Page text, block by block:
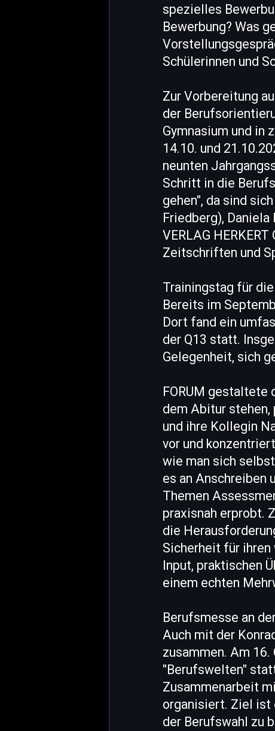
spezielles
Bewerbung? Was
Schülerinnen und
Zur Vorbereitung
der
Gymnasium und in
14.10. und
neunten
Schritt in die
gehen", da sind
Friedberg),
VERLAG
Zeitschriften und
Trainingstag für
Bereits im
Dort fand ein
der Q13 statt.
Gelegenheit, sich
FORUM gestaltete
dem Abitur stehen,
und ihre Kollegin
vor und
wie man sich
es an Anschreiben
Themen
praxisnah erprobt.
die
Sicherheit für
Input, praktischen
einem echten
Berufsmesse an
Auch mit der
zusammen. Am
"Berufswelten"
Zusammenarbeit
organisiert. Ziel ist
der Berufswahl zu